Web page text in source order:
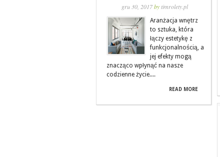
gru 30, 2017by timrolety.pl
Aranżacja wnętrz
to sztuka, która
łączy estetykę z
funkcjonalnością, a
jej efekty mogą
znacząco wpłynąć na nasze
codzienne życie....
READ MORE